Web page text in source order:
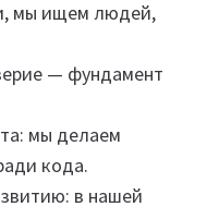
мы ищем людей,
— фундамент
мы делаем
кода.
в нашей